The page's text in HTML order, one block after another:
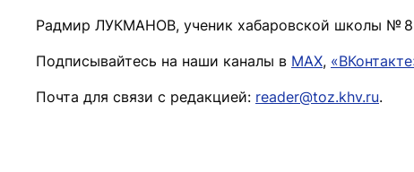
Радмир ЛУКМАНОВ, ученик хабаровской школы №
Подписывайтесь на наши каналы в MAX,
Почта для связи с редакцией: reader@toz.khv.ru.